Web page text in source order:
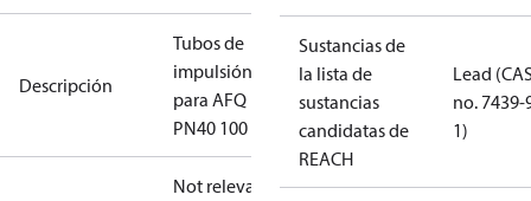
Descripción
Tubos de
impulsión
para AFQ
PN40 100
Not relevant
Sustancias de
la lista de
sustancias
candidatas de
REACH
Lead
no. 7439-
1)